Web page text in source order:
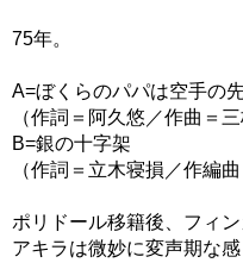
75年。
A=ぼくらのパパは空手の
（作詞＝阿久悠／作曲＝
B=銀の十字架
（作詞＝立木寝損／作編曲
ポリドール移籍後、フィン
アキラは微妙に変声期な